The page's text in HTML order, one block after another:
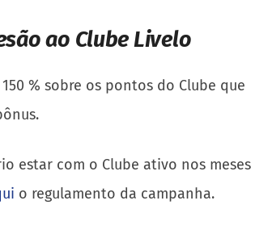
ao Clube Livelo
% sobre os pontos do Clube que
estar com o Clube ativo nos meses
o regulamento da campanha.